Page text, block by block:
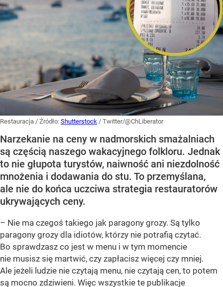
Restauracja / Źródło: Shutterstock / Twitter/@ChLiberator
Narzekanie na ceny w nadmorskich smażalniach
są częścią naszego wakacyjnego folkloru. Jednak
to nie głupota turystów, naiwność ani niezdolność
mnożenia i dodawania do stu. To przemyślana,
ale nie do końca uczciwa strategia restauratorów
ukrywających ceny.
– Nie ma czegoś takiego jak paragony grozy. Są tylko
paragony grozy dla idiotów, którzy nie potrafią czytać.
Bo sprawdzasz co jest w menu i w tym momencie
nie musisz się martwić, czy zapłacisz więcej czy mniej.
Ale jeżeli ludzie nie czytają menu, nie czytają cen, to potem
są mocno zdziwieni. Więc wszystkie te publikacje